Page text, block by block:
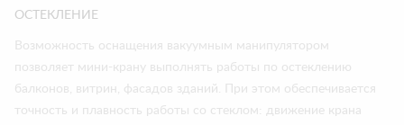
ОСТЕКЛЕНИЕ
Возможность оснащения вакуумным манипулятором
позволяет мини-крану выполнять работы по остеклению
балконов, витрин, фасадов зданий. При этом обеспечивается
точность и плавность работы со стеклом: движение крана